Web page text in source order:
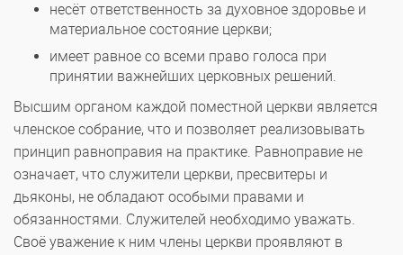
несёт ответственность за духовное здоровье и
материальное состояние церкви;
имеет равное со всеми право голоса при
принятии важнейших церковных решений.
Высшим органом каждой поместной церкви является
членское собрание, что и позволяет реализовывать
принцип равноправия на практике. Равноправие не
означает, что служители церкви, пресвитеры и
дьяконы, не обладают особыми правами и
обязанностями. Служителей необходимо уважать.
Своё уважение к ним члены церкви проявляют в